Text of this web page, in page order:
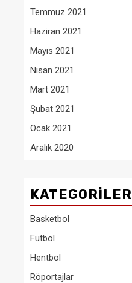
Temmuz 2021
Haziran 2021
Mayıs 2021
Nisan 2021
Mart 2021
Şubat 2021
Ocak 2021
Aralık 2020
KATEGORILER
Basketbol
Futbol
Hentbol
Röportajlar